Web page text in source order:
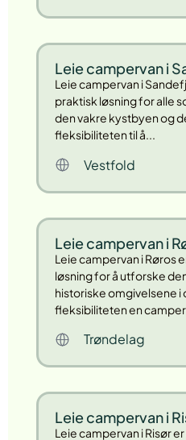
Leie campervan i
Leie campervan i
praktisk løsning for alle
den vakre kystbyen og
fleksibiliteten til å...
Vestfold
Leie campervan i
Leie campervan i Røros
løsning for å utforske
historiske omgivelsene i
fleksibiliteten en
Trøndelag
Leie campervan i
Leie campervan i Risør